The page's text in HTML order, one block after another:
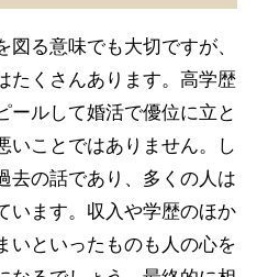
る意味でも大切ですが、
たくさんあります。高学歴
ールして婚活で優位に立と
いことではありません。し
去の話であり、多くの人は
います。収入や学歴のほか
いといったものも人の心を